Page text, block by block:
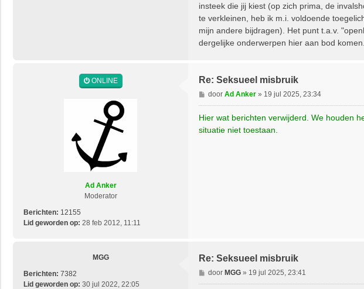
insteek die jij kiest (op zich prima, de
te verkleinen, heb ik m.i. voldoende
mijn andere bijdragen). Het punt t.a.v.
dergelijke onderwerpen hier aan bod komen.
ONLINE
Ad Anker
Moderator
Berichten: 12155
Lid geworden op: 28 feb 2012, 11:11
Re: Seksueel misbruik
B
e
r
c
door Ad Anker» 19 jul 2025, 23:34
Hier wat berichten verwijderd. We houden
situatie niet toestaan.
MGG
Berichten: 7382
Lid geworden op: 30 jul 2022, 22:05
Re: Seksueel misbruik
B
e
door MGG» 19 jul 2025, 23:41